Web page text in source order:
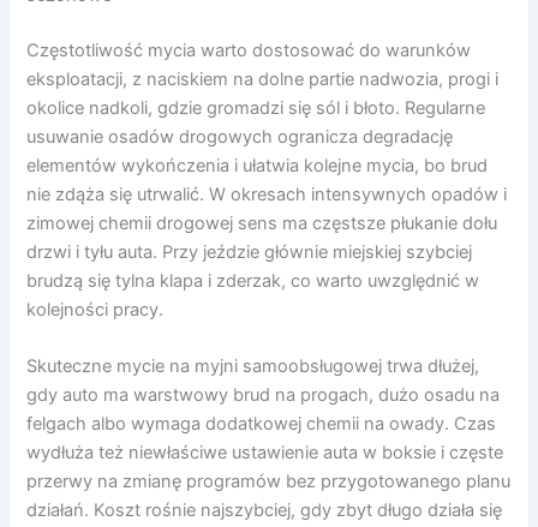
Częstotliwość mycia warto dostosować do warunków
eksploatacji, z naciskiem na dolne partie nadwozia, progi i
okolice nadkoli, gdzie gromadzi się sól i błoto. Regularne
usuwanie osadów drogowych ogranicza degradację
elementów wykończenia i ułatwia kolejne mycia, bo brud
nie zdąża się utrwalić. W okresach intensywnych opadów i
zimowej chemii drogowej sens ma częstsze płukanie dołu
drzwi i tyłu auta. Przy jeździe głównie miejskiej szybciej
brudzą się tylna klapa i zderzak, co warto uwzględnić w
kolejności pracy.
Skuteczne mycie na myjni samoobsługowej trwa dłużej,
gdy auto ma warstwowy brud na progach, dużo osadu na
felgach albo wymaga dodatkowej chemii na owady. Czas
wydłuża też niewłaściwe ustawienie auta w boksie i częste
przerwy na zmianę programów bez przygotowanego planu
działań. Koszt rośnie najszybciej, gdy zbyt długo działa się